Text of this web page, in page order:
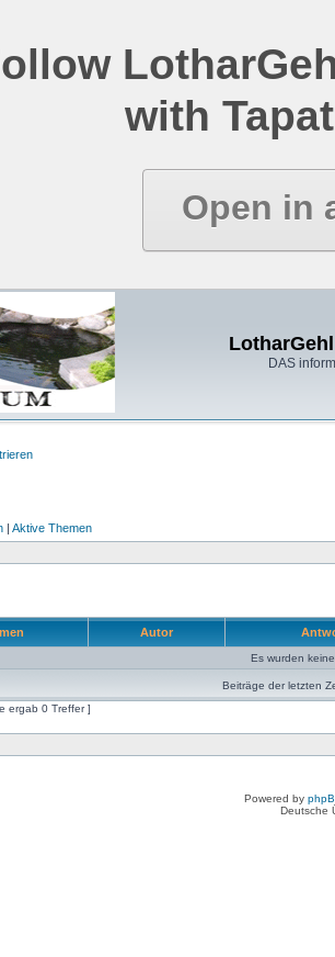
with
Open in
DAS
| Aktive Themen
Autor
Es wurden
Beiträge der letzten
ergab 0 Treffer ]
Powered by
Deutsche